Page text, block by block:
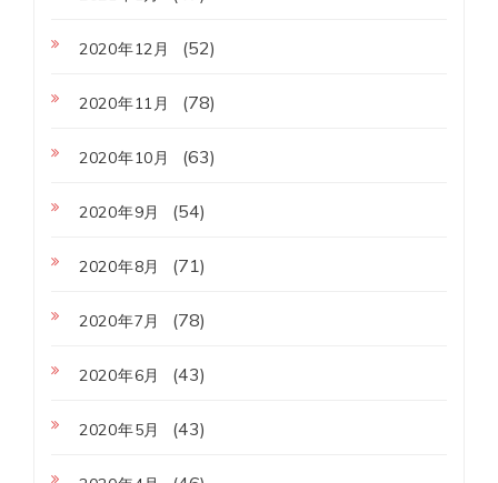
2020年12月 (52)
2020年11月 (78)
2020年10月 (63)
2020年9月 (54)
2020年8月 (71)
2020年7月 (78)
2020年6月 (43)
2020年5月 (43)